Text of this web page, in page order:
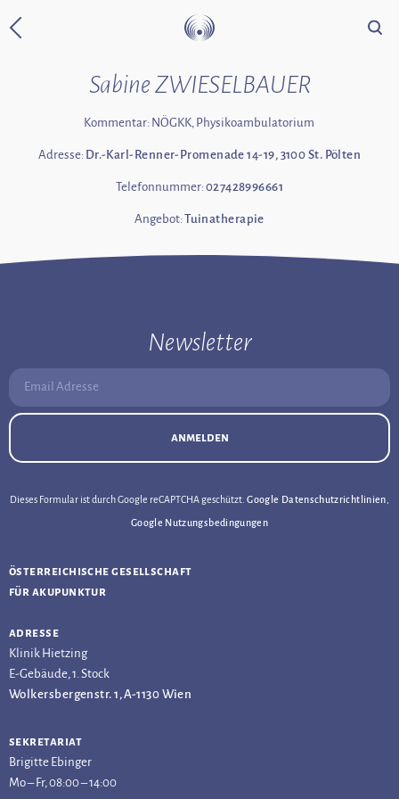
Zurück zur Startseite Suche
Sabine ZWIESELBAUER
Kommentar: NÖGKK, Physikoambulatorium
Adresse: Dr.-Karl-Renner-Promenade 14-19, 3100 St. Pölten
Telefonnummer:027428996661
Angebot:Tuinatherapie
Newsletter
Email Adresse:
anmelden
Dieses Formular ist durch Google reCAPTCHA geschützt.Google Datenschutzrichtlinien
Google Nutzungsbedingungen
österreichische gesellschaft
für akupunktur
adresse
Klinik Hietzing
E-Gebäude, 1. Stock
Wolkersbergenstr. 1, A-1130 Wien
sekretariat
Brigitte Ebinger
Mo – Fr, 08:00 – 14:00